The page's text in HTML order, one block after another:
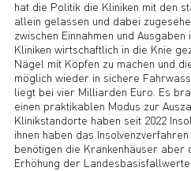
hat die Politik die Kliniken mit den
allein gelassen und dabei
zwischen Einnahmen und
Kliniken wirtschaftlich in die Knie
Nägel mit Köpfen zu machen und
möglich wieder in sichere
liegt bei vier Milliarden Euro. Es
einen praktikablen Modus zur
Klinikstandorte haben seit 2022
ihnen haben das
benötigen die Krankenhäuser aber
Erhöhung der